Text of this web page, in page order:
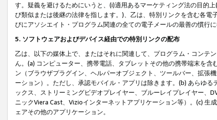
す。疑義を避けるためにいうと、(i)適用あるマーケティング法の目的
び類似または後継の法律を指します。)、乙は、特別リンクを含む各
びにアソシエイト・プログラム関連の全ての電子メールの最善の慣行
5. ソフトウェアおよびデバイス経由での特別リンクの配布
乙は、以下の媒体上で、またはそれに関連して、プログラム・コンテ
ん。(a) コンピューター、携帯電話、タブレットその他の携帯端末を
ン（ブラウザプラグイン、ヘルパーオブジェクト、ツールバー、拡張
ーション）。ただし、承認モバイル・アプリは除きます。(b) あらゆ
ックス、ストリーミングビデオプレイヤー、ブルーレイプレイヤー、
ニックViera Cast、Vizioインターネットアプリケーション等）。(c)
ェアその他のアプリケーション。